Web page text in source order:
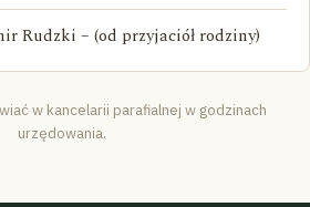
Rudzki – (od przyjaciół rodziny)
w kancelarii parafialnej w godzinach
urzędowania.